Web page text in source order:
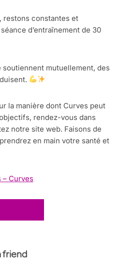
restons constantes et
d’entraînement de 30
mutuellement, des
la manière dont Curves peut
rendez-vous dans
notre site web. Faisons de
en main votre santé et
– Curves
friend